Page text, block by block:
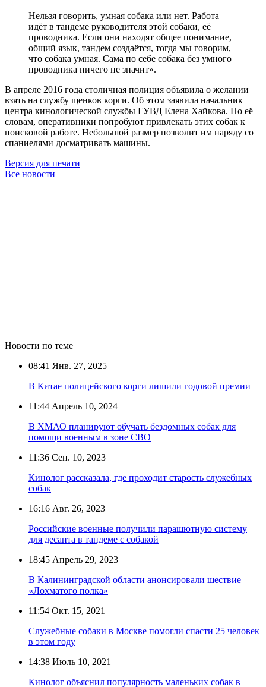
Нельзя говорить, умная собака или нет. Работа
идёт в тандеме руководителя этой собаки, её
проводника. Если они находят общее понимание,
общий язык, тандем создаётся, тогда мы говорим,
что собака умная. Сама по себе собака без умного
проводника ничего не значит».
В апреле 2016 года столичная полиция объявила о желании
взять на службу щенков корги. Об этом заявила начальник
центра кинологической службы ГУВД Елена Хайкова. По её
словам, оперативники попробуют привлекать этих собак к
поисковой работе. Небольшой размер позволит им наряду со
спаниелями досматривать машины.
Версия для печати
Все новости
Новости по теме
08:41 Янв. 27, 2025
В Китае полицейского корги лишили годовой премии
11:44 Апрель 10, 2024
В ХМАО планируют обучать бездомных собак для
помощи военным в зоне СВО
11:36 Сен. 10, 2023
Кинолог рассказала, где проходит старость служебных
собак
16:16 Авг. 26, 2023
Российские военные получили парашютную систему
для десанта в тандеме с собакой
18:45 Апрель 29, 2023
В Калининградской области анонсировали шествие
«Лохматого полка»
11:54 Окт. 15, 2021
Служебные собаки в Москве помогли спасти 25 человек
в этом году
14:38 Июль 10, 2021
Кинолог объяснил популярность маленьких собак в